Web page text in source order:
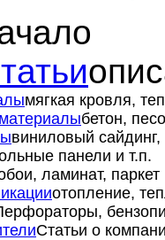
мягкая кровля,
бетон,
виниловый сайдинг,
панели и т.п.
ламинат, паркет
отопление,
Статьи о